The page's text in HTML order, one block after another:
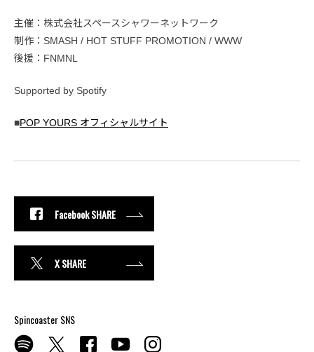
主催：株式会社スペースシャワーネットワーク
制作：SMASH / HOT STUFF PROMOTION / WWW
後援：FNMNL
Supported by Spotify
■POP YOURS オフィシャルサイト
Facebook SHARE
X SHARE
Spincoaster SNS